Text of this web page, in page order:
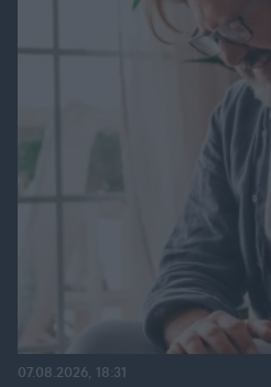
07.08.2026, 18:31